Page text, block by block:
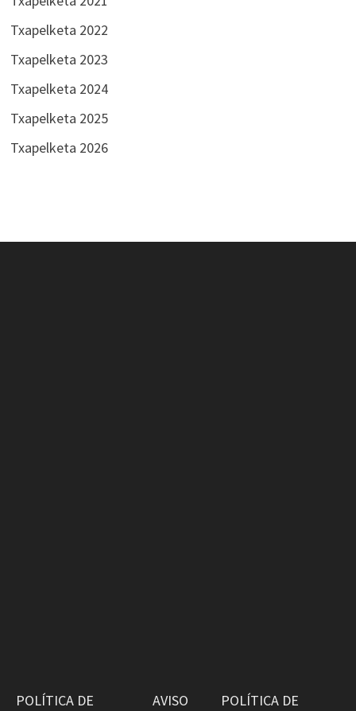
Txapelketa 2022
Txapelketa 2023
Txapelketa 2024
Txapelketa 2025
Txapelketa 2026
POLÍTICA DE AVISO POLÍTICA DE